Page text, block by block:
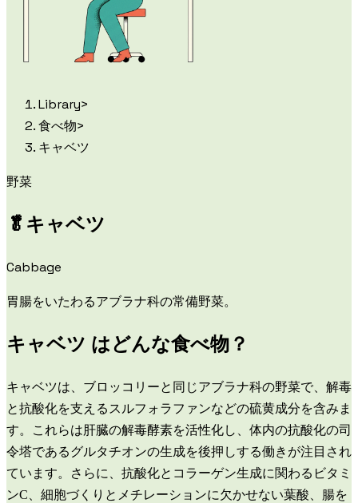
Library>
食べ物>
キャベツ
野菜
🥬 キャベツ
Cabbage
胃腸をいたわるアブラナ科の常備野菜。
キャベツ はどんな食べ物？
キャベツは、ブロッコリーと同じアブラナ科の野菜で、解毒
と抗酸化を支えるスルフォラファンなどの硫黄成分を含みま
す。これらは肝臓の解毒酵素を活性化し、体内の抗酸化の司
令塔であるグルタチオンの生成を後押しする働きが注目され
ています。さらに、抗酸化とコラーゲン生成に関わるビタミ
ンC、細胞づくりとメチレーションに欠かせない葉酸、腸を